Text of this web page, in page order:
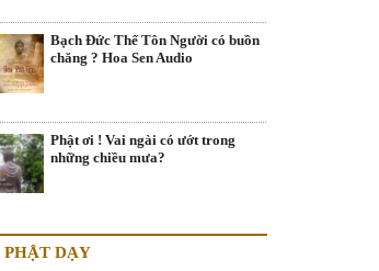
Bạch Đức Thế Tôn Người có buồn
chăng ? Hoa Sen Audio
Phật ơi ! Vai ngài có ướt trong
những chiều mưa?
DẠY